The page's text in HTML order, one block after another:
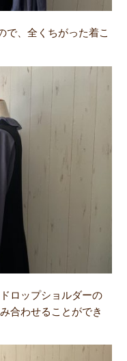
で、全くちがった着こ
ロップショルダーの
合わせることができ